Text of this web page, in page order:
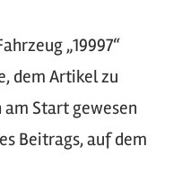
„19997“
dem Artikel zu
am Start gewesen
Beitrags, auf dem